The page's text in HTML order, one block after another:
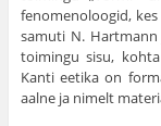
fenomenoloogid,
samuti N.
toimingu sisu,
Kanti eetika on
aalne ja nimelt